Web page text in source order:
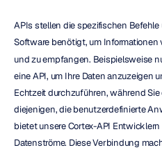
APIs stellen die spezifischen Befehle
Software benötigt, um Informationen
und zu empfangen. Beispielsweise
eine API, um Ihre Daten anzuzeigen
Echtzeit durchzuführen, während
diejenigen, die benutzerdefinierte
bietet unsere Cortex-API
Datenströme. Diese Verbindung